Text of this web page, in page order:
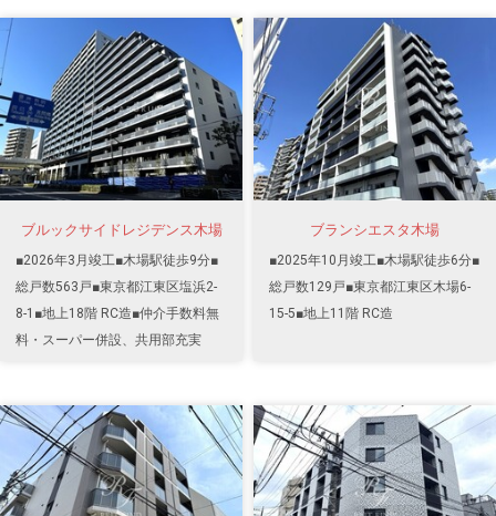
ブルックサイドレジデンス木場
■2026年3月竣工■木場駅徒歩9分■
総戸数563戸■東京都江東区塩浜2-
8-1■地上18階 RC造■仲介手数料無
料・スーパー併設、共用部充実
ブランシエスタ木場
■2025年10月竣工■木場駅徒歩6分■
総戸数129戸■東京都江東区木場6-
15-5■地上11階 RC造